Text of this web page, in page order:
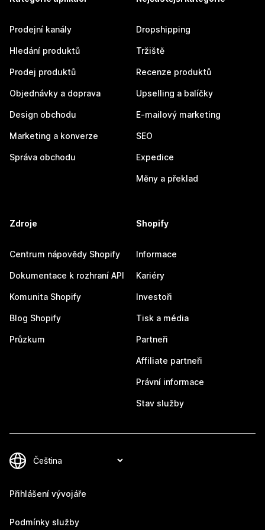
Prodejní kanály
Hledání produktů
Prodej produktů
Objednávky a doprava
Design obchodu
Marketing a konverze
Správa obchodu
Dropshipping
Tržiště
Recenze produktů
Upselling a balíčky
E-mailový marketing
SEO
Expedice
Měny a překlad
Zdroje
Centrum nápovědy Shopify
Dokumentace k rozhraní API
Komunita Shopify
Blog Shopify
Průzkum
Shopify
Informace
Kariéry
Investoři
Tisk a média
Partneři
Affiliate partneři
Právní informace
Stav služby
Přihlášení vývojáře
Podmínky služby